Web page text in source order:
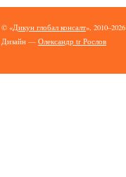
© «Дикун глобал консалт», 2010–2026
Дизайн — Олександр tr Рослов